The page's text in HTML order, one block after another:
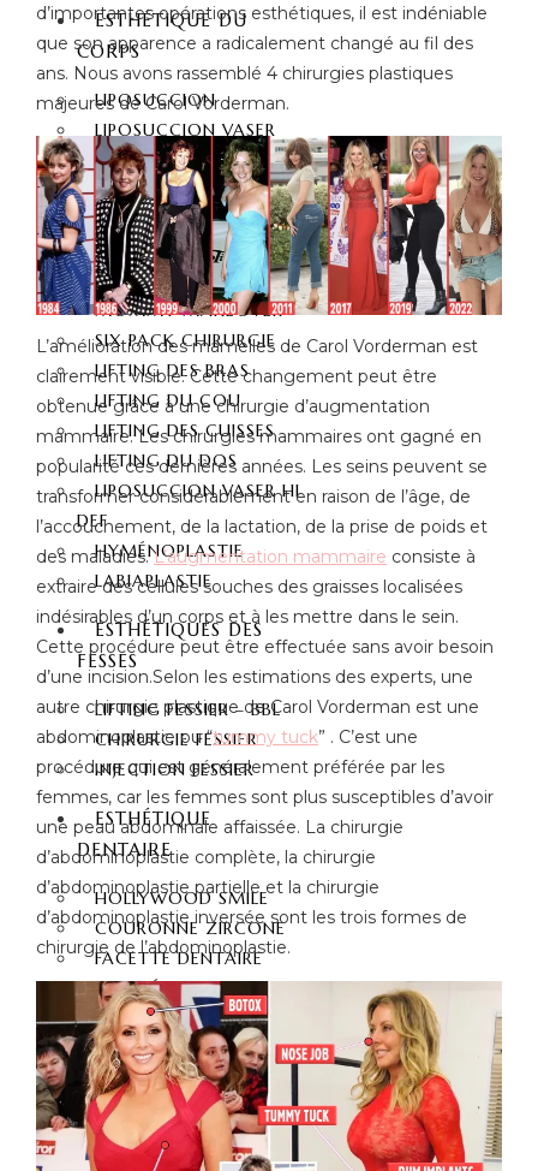
ESTHÉTIQUE DU
CORPS
LIPOSUCCION
LIPOSUCCION VASER
LIPOSUCCION À 360
DEGRÉS
ABDOMINOPLASTIE
ABDOMINOPLASTIE 360
DEGRÉS
MOMMY MAKEOVER
SIX PACK CHIRURGIE
LIFTING DES BRAS
LIFTING DU COU
LIFTING DES CUISSES
LIFTING DU DOS
LIPOSUCCION VASER HI
DEF
HYMÉNOPLASTIE
LABIAPLASTIE
ESTHÉTIQUES DES
FESSES
LIFTING FESSIER – BBL
CHIRURGIE FESSIER
INJECTION FESSIER
ESTHÉTIQUE
DENTAIRE
HOLLYWOOD SMILE
COURONNE ZIRCONE
FACETTE DENTAIRE
STRATIFIÉ
DENT EN PORCELAINE
FACETTES DENTAIRES
IMPLANT DENTAIRE
BLANCHISSEMENT
DENTAIRE
d’importantes opérations esthétiques, il est indéniable
que son apparence a radicalement changé au fil des
ans. Nous avons rassemblé 4 chirurgies plastiques
majeures de Carol Vorderman.
L’amélioration des mamelles de Carol Vorderman est
clairement visible. Cette changement peut être
obtenue grâce à une chirurgie d’augmentation
mammaire. Les chirurgies mammaires ont gagné en
popularité ces dernières années. Les seins peuvent se
transformer considérablement en raison de l’âge, de
l’accouchement, de la lactation, de la prise de poids et
des maladies.L’augmentation mammaire consiste à
extraire des cellules souches des graisses localisées
indésirables d’un corps et à les mettre dans le sein.
Cette procédure peut être effectuée sans avoir besoin
d’une incision.Selon les estimations des experts, une
autre chirurgie plastique de Carol Vorderman est une
abdominoplastie ou “tummy tuck” . C’est une
procédure qui est généralement préférée par les
femmes, car les femmes sont plus susceptibles d’avoir
une peau abdominale affaissée. La chirurgie
d’abdominoplastie complète, la chirurgie
d’abdominoplastie partielle et la chirurgie
d’abdominoplastie inversée sont les trois formes de
chirurgie de l’abdominoplastie.